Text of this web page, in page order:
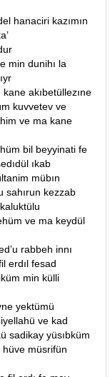
hanaciri kazımın
min dunihı la
akıbetüllezıne
kuvvetev ve
ve ma kane
bil beyyinati fe
ıkab
mübın
sahırun kezzab
ve ma keydül
rabbeh innı
erdıl fesad
min külli
yektümü
ve kad
sadikay yüsıbküm
hüve müsrifün